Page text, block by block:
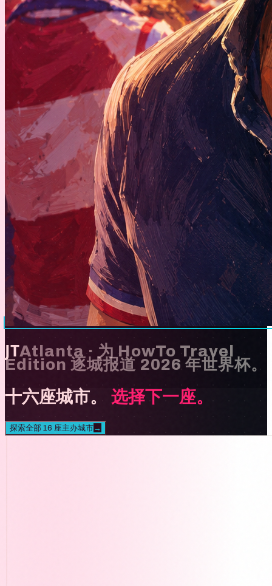
JTAtlanta · 为 HowTo Travel
Edition 逐城报道 2026 年世界杯。
十六座城市。 选择下一座。
探索全部 16 座主办城市→